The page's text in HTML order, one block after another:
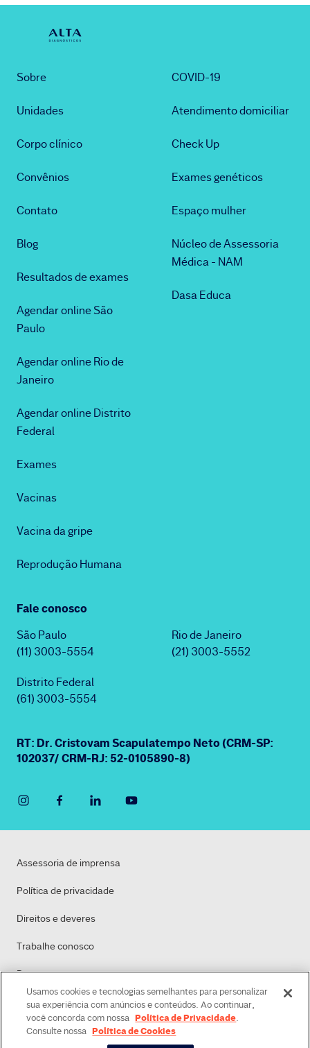
Sobre
Unidades
Corpo clínico
Convênios
Contato
Blog
Resultados de exames
Agendar online São
Paulo
Agendar online Rio de
Janeiro
Agendar online Distrito
Federal
Exames
Vacinas
Vacina da gripe
Reprodução Humana
COVID-19
Atendimento domiciliar
Check Up
Exames genéticos
Espaço mulher
Núcleo de Assessoria
Médica - NAM
Dasa Educa
Fale conosco
São Paulo
(11) 3003-5554
Rio de Janeiro
(21) 3003-5552
Distrito Federal
(61) 3003-5554
RT: Dr. Cristovam Scapulatempo Neto (CRM-SP:
102037/ CRM-RJ: 52-0105890-8)
Assessoria de imprensa
Política de privacidade
Direitos e deveres
Trabalhe conosco
Dasa
Política de Cookies
Usamos cookies e tecnologias semelhantes para personalizar
sua experiência com anúncios e conteúdos. Ao continuar,
você concorda com nossa Política de Privacidade.
Consulte nossa Política de Cookies